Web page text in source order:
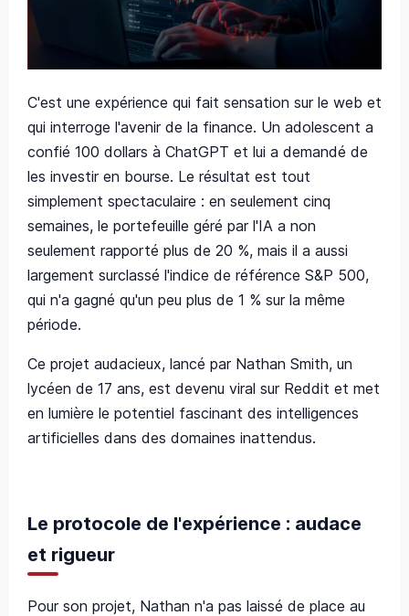
C'est une expérience qui fait sensation sur le web et
qui interroge l'avenir de la finance. Un adolescent a
confié 100 dollars à ChatGPT et lui a demandé de
les investir en bourse. Le résultat est tout
simplement spectaculaire : en seulement cinq
semaines, le portefeuille géré par l'IA a non
seulement rapporté plus de 20 %, mais il a aussi
largement surclassé l'indice de référence S&P 500,
qui n'a gagné qu'un peu plus de 1 % sur la même
période.
Ce projet audacieux, lancé par Nathan Smith, un
lycéen de 17 ans, est devenu viral sur Reddit et met
en lumière le potentiel fascinant des intelligences
artificielles dans des domaines inattendus.
Le protocole de l'expérience : audace
et rigueur
Pour son projet, Nathan n'a pas laissé de place au